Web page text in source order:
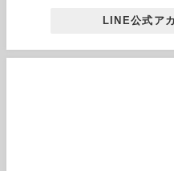
LINE公式ア